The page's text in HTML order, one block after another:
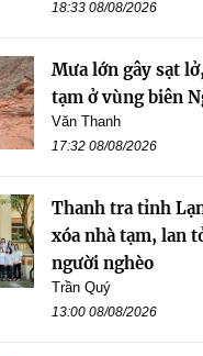
18:33 08/08/2026
Mưa lớn gây sạt
tạm ở vùng biên
Văn Thanh
17:32 08/08/2026
Thanh tra tỉnh
xóa nhà tạm, lan
người nghèo
Trần Quý
13:00 08/08/2026